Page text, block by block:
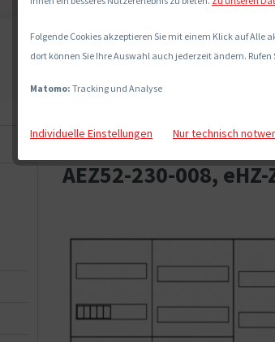
AEZ52-230-008,
Folgende Cookies akzeptieren Sie mit einem Klick auf
dort können Sie Ihre Auswahl auch jederzeit ändern.
Matomo: Tracking und Analyse
Individuelle Einstellungen Nur technisch